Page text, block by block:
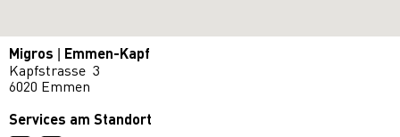
Migros | Emmen-Kapf
Kapfstrasse 3
6020 Emmen
Services am Standort